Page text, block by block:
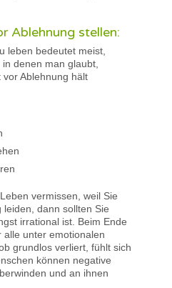
Ablehnung stellen:
leben bedeutet meist,
denen man glaubt,
Ablehnung hält
vermissen, weil Sie
leiden, dann sollten Sie
irrational ist. Beim Ende
alle unter emotionalen
grundlos verliert, fühlt sich
können negative
und an ihnen